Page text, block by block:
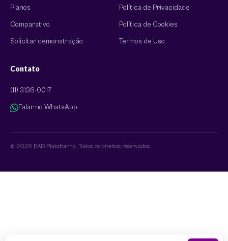
Planos
Comparativo
Solicitar demonstração
Política de Privacidade
Política de Cookies
Termos de Uso
Contato
(11) 3136-0017
Falar no WhatsApp
© 2026 EAD Plataforma. Todos os direitos reservados.